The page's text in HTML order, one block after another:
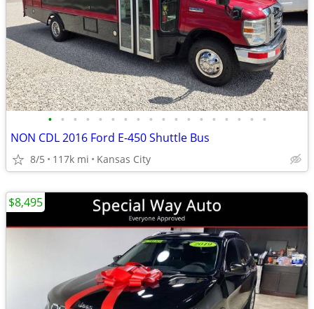
• • • • • • • • • • • • • • • • • •
NON CDL 2016 Ford E-450 Shuttle Bus
8/5 117k mi Kansas City
$8,495